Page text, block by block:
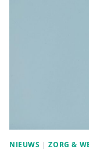
NIEUWS |ZORG &